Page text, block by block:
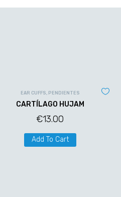
EAR CUFFS, PENDIENTES
CARTÍLAGO HUJAM
€13.00
Add To Cart